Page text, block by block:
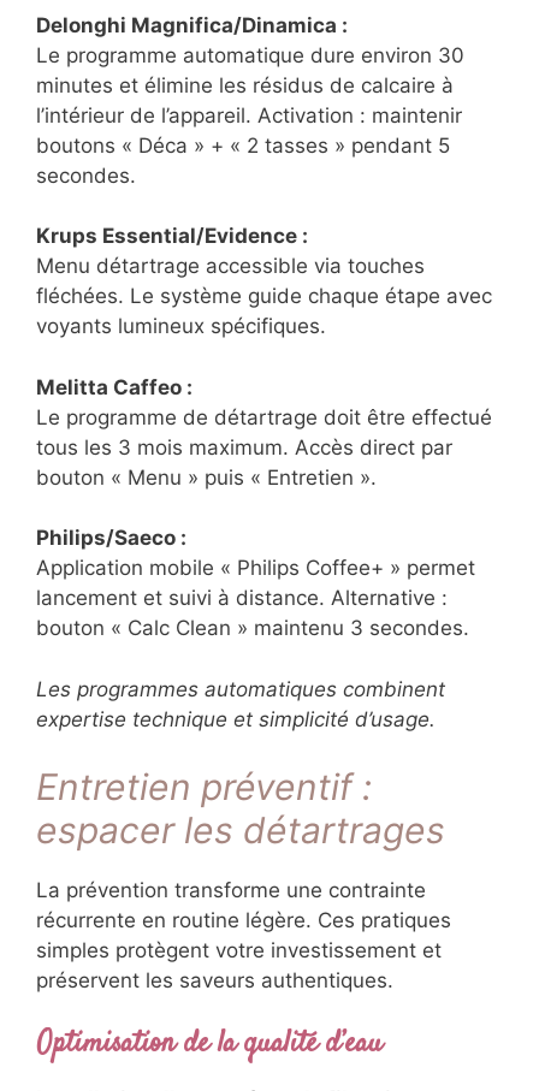
Delonghi Magnifica/Dinamica :
Le programme automatique dure environ 30
minutes et élimine les résidus de calcaire à
l’intérieur de l’appareil. Activation : maintenir
boutons « Déca » + « 2 tasses » pendant 5
secondes.
Krups Essential/Evidence :
Menu détartrage accessible via touches
fléchées. Le système guide chaque étape avec
voyants lumineux spécifiques.
Melitta Caffeo :
Le programme de détartrage doit être effectué
tous les 3 mois maximum. Accès direct par
bouton « Menu » puis « Entretien ».
Philips/Saeco :
Application mobile « Philips Coffee+ » permet
lancement et suivi à distance. Alternative :
bouton « Calc Clean » maintenu 3 secondes.
Les programmes automatiques combinent
expertise technique et simplicité d’usage.
Entretien préventif :
espacer les détartrages
La prévention transforme une contrainte
récurrente en routine légère. Ces pratiques
simples protègent votre investissement et
préservent les saveurs authentiques.
Optimisation de la qualité d’eau